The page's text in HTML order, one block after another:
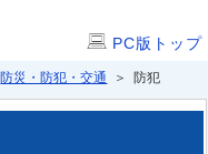
PC版トップ
防災・防犯・交通 ＞ 防犯